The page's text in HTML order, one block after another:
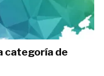
categoría de